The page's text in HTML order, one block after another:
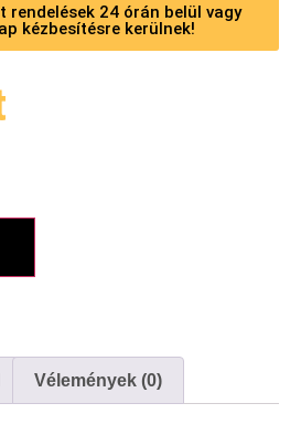
rendelések 24 órán belül vagy
kézbesítésre kerülnek!
Vélemények (0)